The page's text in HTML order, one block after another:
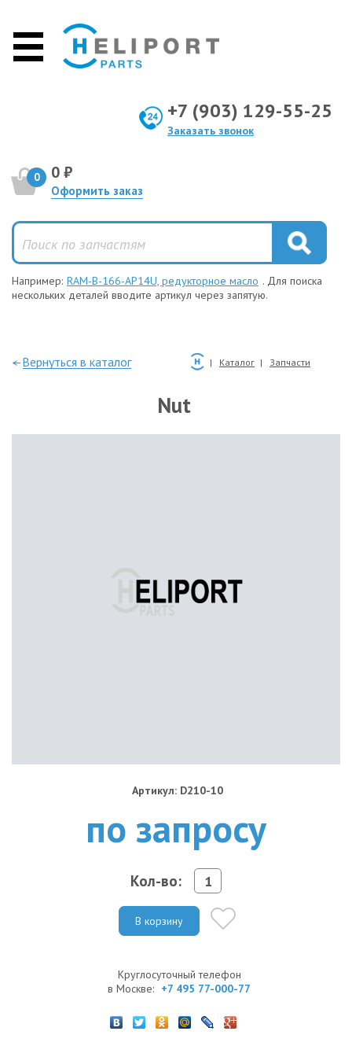
+7 (903) 129-55-25
Заказать звонок
0 0 ₽
Оформить заказ
Например: RAM-B-166-AP14U, редукторное масло . Для поиска
нескольких деталей вводите артикул через запятую.
—Вернуться в каталог Каталог Запчасти
Nut
Артикул: D210-10
по запросу
Кол-во:
В корзину
Круглосуточный телефон
в Москве: +7 495 77-000-77